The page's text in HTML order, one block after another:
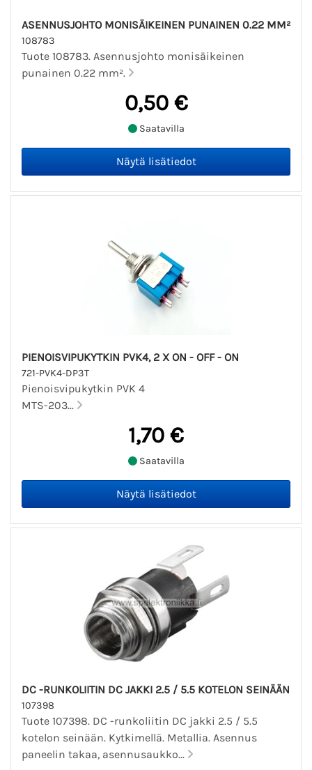
ASENNUSJOHTO MONISÄIKEINEN PUNAINEN 0.22 MM²
108783
Tuote 108783. Asennusjohto monisäikeinen
punainen 0.22 mm².
0,50 €
Saatavilla
PIENOISVIPUKYTKIN PVK4, 2 X ON - OFF - ON
721-PVK4-DP3T
Pienoisvipukytkin PVK 4
MTS-203...
1,70 €
Saatavilla
DC -RUNKOLIITIN DC JAKKI 2.5 / 5.5 KOTELON SEINÄÄN
107398
Tuote 107398. DC -runkoliitin DC jakki 2.5 / 5.5
kotelon seinään. Kytkimellä. Metallia. Asennus
paneelin takaa, asennusaukko...